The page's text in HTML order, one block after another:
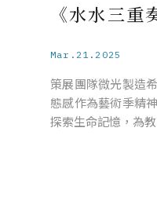
《水水三重
Mar.21.2025
策展團隊微光製造
態感作為藝術季精
探索生命記憶，為